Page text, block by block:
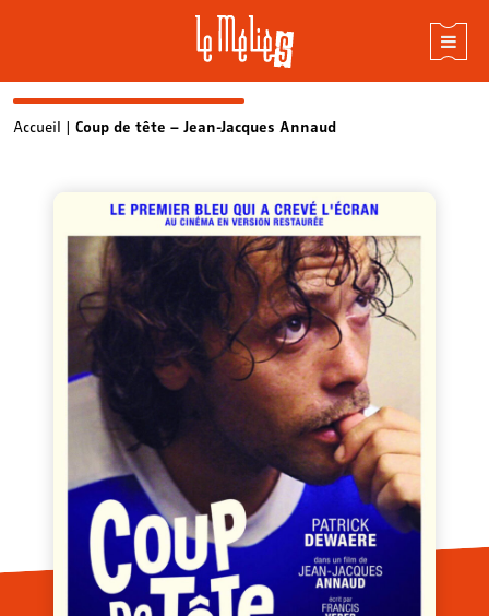
SkipAccueil | Coup de tête – Jean-Jacques Annaud